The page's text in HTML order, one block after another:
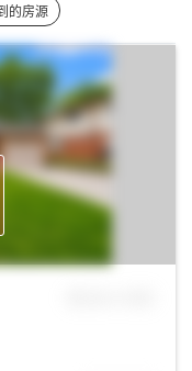
的房源